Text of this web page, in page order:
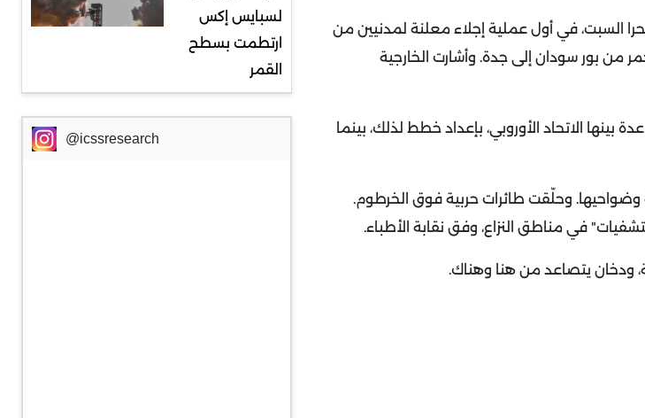
ورعايا دول أخرى بحرا السبت، في أول عملية إجلاء معلنة لمدنيين من
من بور سودان إلى جدة. وأشارت الخارجية
الاتحاد الأوروبي، بإعداد خطط لذلك، بينما
وضواحيها. وحلّقت طائرات حربية فوق الخرطوم.
ودخان يتصاعد من هنا وهناك.
لسبايس إكس
ارتطمت بسطح
القمر
@icssresearch